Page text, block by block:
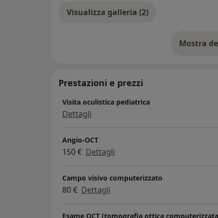
Visualizza galleria (2)
Mostra
Prestazioni e prezzi
Visita oculistica pediatrica
Dettagli
Angio-OCT
150 € Dettagli
Campo visivo computerizzato
80 € Dettagli
Esame OCT (tomografia ottica